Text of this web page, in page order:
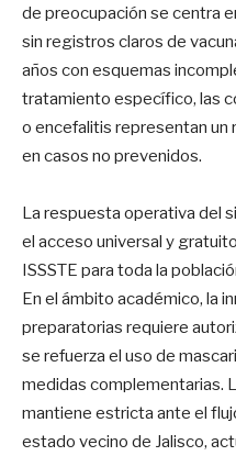
de preocupación se centra
sin registros claros de
años con esquemas
tratamiento específico, las
o encefalitis representan
en casos no prevenidos.
La respuesta operativa del
el acceso universal y
ISSSTE para toda la
En el ámbito académico, la
preparatorias requiere
se refuerza el uso de
medidas complementarias.
mantiene estricta ante el
estado vecino de Jalisco,